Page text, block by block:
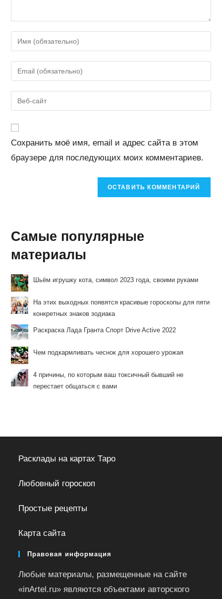
Введите
свое
имя
или
пользователя,
чтобы
прокомментировать
Введите
свой
email-
адрес,
Введите
URL
веб-
сайта
(необязательно)
Сохранить моё имя, email и адрес сайта в этом
браузере для последующих моих комментариев.
Самые популярные
материалы
Шьём игрушку кота, символ 2023 года, своими руками
На этих выходных появятся красивые гороскопы для пяти
конкретных знаков зодиака
Раскраска Лада Гранта Спорт Drive Active 2022
Чем подкармливать чеснок для хорошего урожая
4 причины, по которым ваш токсичный бывший не
перестает общаться с вами
Расклады на картах Таро
Любовный гороскоп
Простые рецепты
Карта сайта
Правовая информация
Любые материалы, размещенные на сайте
«inArtel.ru» являются объектами авторского